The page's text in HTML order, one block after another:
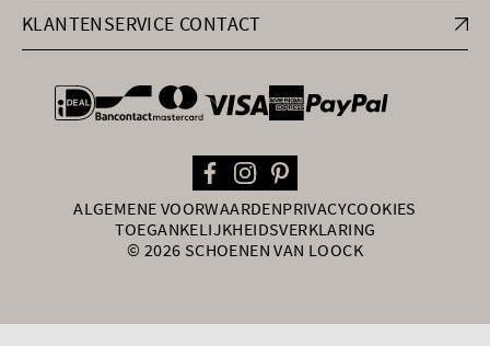
KLANTENSERVICE CONTACT
general.paymentOptions
ALGEMENE VOORWAARDENPRIVACYCOOKIES
TOEGANKELIJKHEIDSVERKLARING
© 2026 SCHOENEN VAN LOOCK